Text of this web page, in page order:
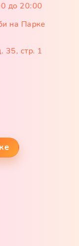
до 20:00
на Парке
35, стр. 1